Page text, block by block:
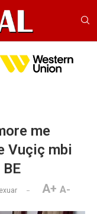
me
Vuçiç mbi
A+ A-